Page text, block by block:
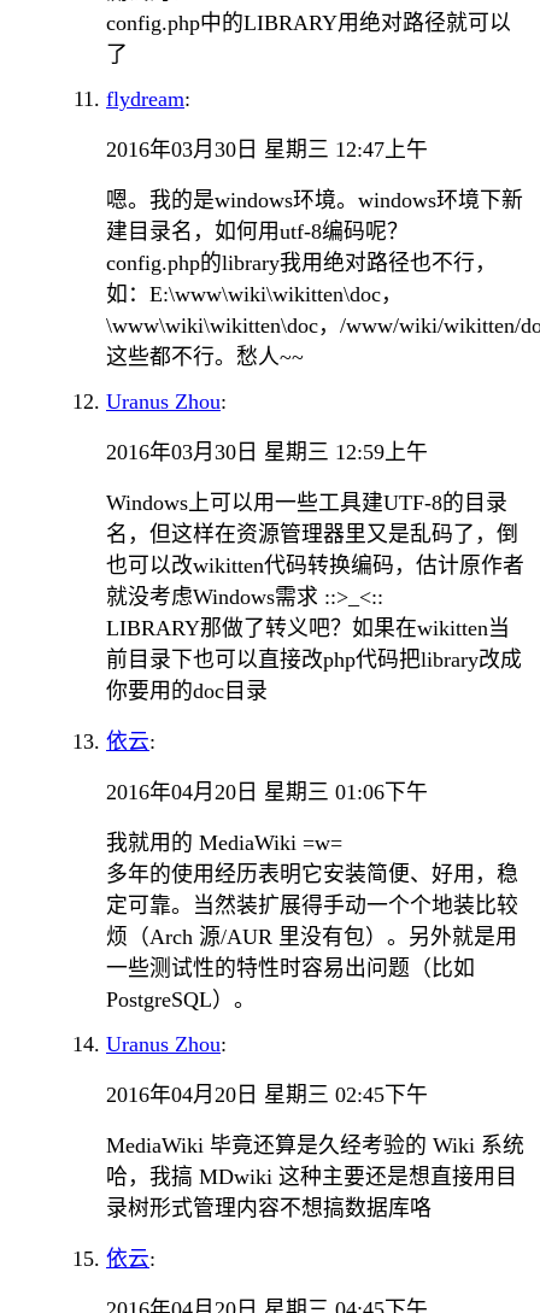
config.php中的LIBRARY用绝对路径就可以
了
flydream:
2016年03月30日 星期三 12:47上午
嗯。我的是windows环境。windows环境下新
建目录名，如何用utf-8编码呢？
config.php的library我用绝对路径也不行，
如：E:\www\wiki\wikitten\doc，
\www\wiki\wikitten\doc，/www/wiki/wikitten/
这些都不行。愁人~~
Uranus Zhou:
2016年03月30日 星期三 12:59上午
Windows上可以用一些工具建UTF-8的目录
名，但这样在资源管理器里又是乱码了，倒
也可以改wikitten代码转换编码，估计原作者
就没考虑Windows需求 ::>_<::
LIBRARY那做了转义吧？如果在wikitten当
前目录下也可以直接改php代码把library改成
你要用的doc目录
依云:
2016年04月20日 星期三 01:06下午
我就用的 MediaWiki =w=
多年的使用经历表明它安装简便、好用，稳
定可靠。当然装扩展得手动一个个地装比较
烦（Arch 源/AUR 里没有包）。另外就是用
一些测试性的特性时容易出问题（比如
PostgreSQL）。
Uranus Zhou:
2016年04月20日 星期三 02:45下午
MediaWiki 毕竟还算是久经考验的 Wiki 系统
哈，我搞 MDwiki 这种主要还是想直接用目
录树形式管理内容不想搞数据库咯
依云: